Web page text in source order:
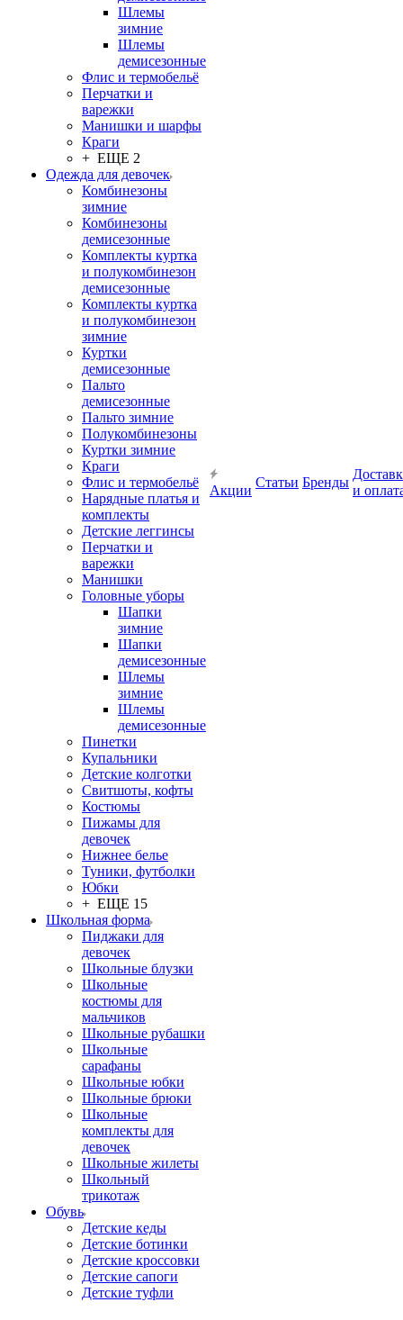
Шлемы
зимние
Шлемы
демисезонные
Флис и термобельё
Перчатки и
варежки
Манишки и шарфы
Краги
+ ЕЩЕ 2
Одежда для девочек
Комбинезоны
зимние
Комбинезоны
демисезонные
Комплекты куртка
и полукомбинезон
демисезонные
Комплекты куртка
и полукомбинезон
зимние
Куртки
демисезонные
Пальто
демисезонные
Пальто зимние
Полукомбинезоны
Куртки зимние
Краги
Флис и термобельё
Нарядные платья и
комплекты
Детские леггинсы
Перчатки и
варежки
Манишки
Головные уборы
Шапки
зимние
Шапки
демисезонные
Шлемы
зимние
Шлемы
демисезонные
Пинетки
Купальники
Детские колготки
Свитшоты, кофты
Костюмы
Пижамы для
девочек
Нижнее белье
Туники, футболки
Юбки
+ ЕЩЕ 15
Школьная форма
Пиджаки для
девочек
Школьные блузки
Школьные
костюмы для
мальчиков
Школьные рубашки
Школьные
сарафаны
Школьные юбки
Школьные брюки
Школьные
комплекты для
девочек
Школьные жилеты
Школьный
трикотаж
Обувь
Детские кеды
Детские ботинки
Детские кроссовки
Детские сапоги
Детские туфли
Акции
Статьи Бренды
и